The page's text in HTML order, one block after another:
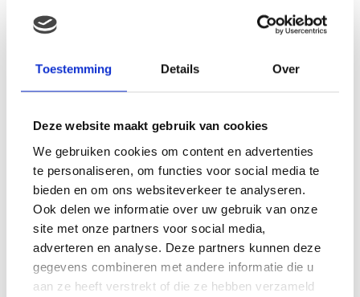
Toestemming Details Over
Deze website maakt gebruik van cookies
We gebruiken cookies om content en advertenties
te personaliseren, om functies voor social media te
bieden en om ons websiteverkeer te analyseren.
Ook delen we informatie over uw gebruik van onze
site met onze partners voor social media,
adverteren en analyse. Deze partners kunnen deze
gegevens combineren met andere informatie die u
aan ze heeft verstrekt of die ze hebben verzameld
Happy Horse – Beer Boris
No.4 – Knuffel
18.99
Happy Horse – Beer Buck
No.2 – Knuffel
€18.99